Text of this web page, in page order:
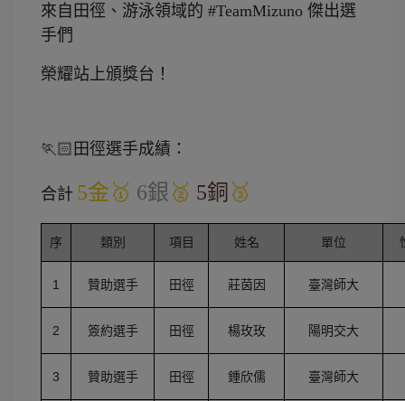
來自田徑、游泳領域的 #TeamMizuno 傑出選
手們
榮耀站上頒獎台！
🏃🏻田徑選手成績：
合計 5金🥇 6銀🥈 5銅 🥉
序 類別 項目 姓名 單位
1 贊助選手 田徑 莊茵因 臺灣師大
2 簽約選手 田徑 楊玫玫 陽明交大
3 贊助選手 田徑 鍾欣儒 臺灣師大